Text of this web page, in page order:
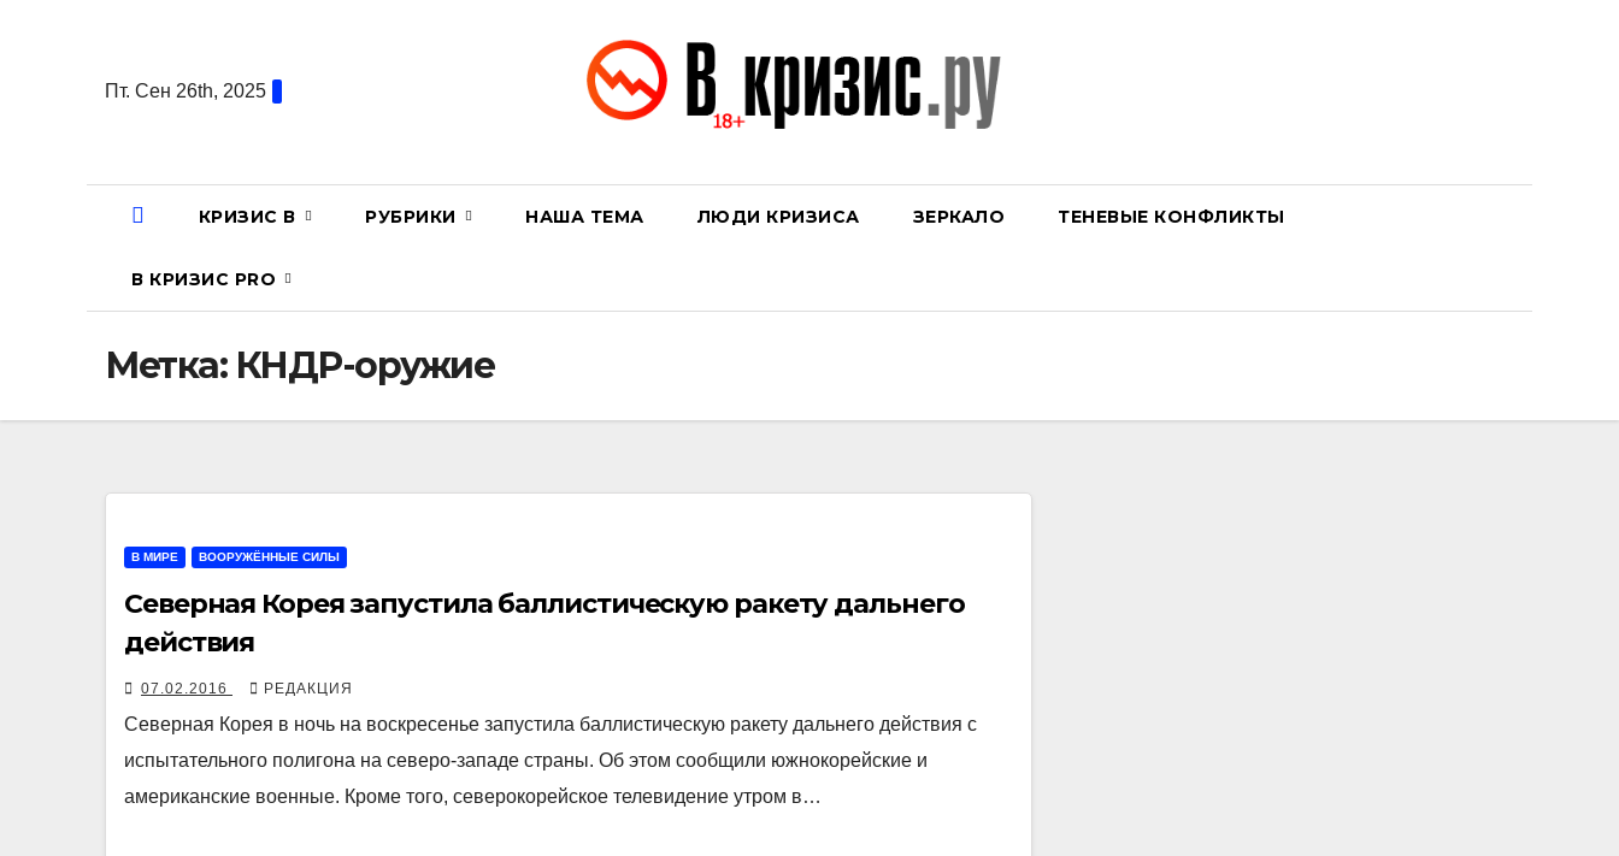
содержаниюПт. Сен 26th, 2025
КРИЗИС В РУБРИКИ НАША ТЕМА ЛЮДИ КРИЗИСА ЗЕРКАЛО ТЕНЕВЫЕ КОНФЛИКТЫ
В КРИЗИС PRO
Метка: КНДР-оружие
В МИРЕ ВООРУЖЁННЫЕ СИЛЫ
Северная Корея запустила баллистическую ракету дальнего
действия
07.02.2016 РЕДАКЦИЯ
Северная Корея в ночь на воскресенье запустила баллистическую ракету дальнего действия с
испытательного полигона на северо-западе страны. Об этом сообщили южнокорейские и
американские военные. Кроме того, северокорейское телевидение утром в…